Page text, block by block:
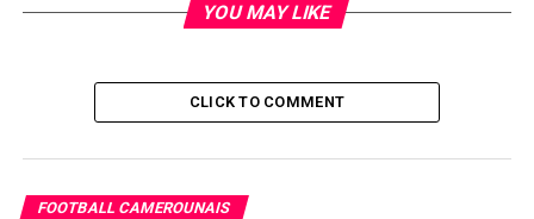
YOU MAY LIKE
CLICK TO COMMENT
FOOTBALL CAMEROUNAIS